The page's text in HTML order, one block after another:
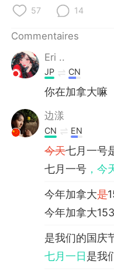
57 14
Commentaires
Eri ..
JP CN
你在加拿大嘛
边漾
CN EN
今天七月一号
七月一号 ，今
今年加拿大是
今年加拿大153
是我们的国庆
七月一日是我